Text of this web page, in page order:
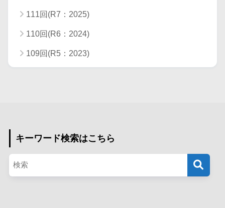
111回(R7：2025)
110回(R6：2024)
109回(R5：2023)
キーワード検索はこちら